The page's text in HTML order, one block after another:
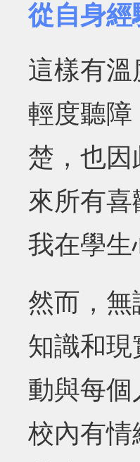
從自身經
這樣有
輕度聽障
楚，也
來所有
我在學生
然而，無
知識和
動與每
校內有情